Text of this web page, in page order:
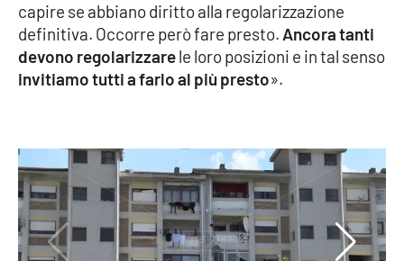
capire se abbiano diritto alla regolarizzazione
definitiva. Occorre però fare presto. Ancora tanti
devono regolarizzarele loro posizioni e in tal senso
invitiamo tutti a farlo al più presto».